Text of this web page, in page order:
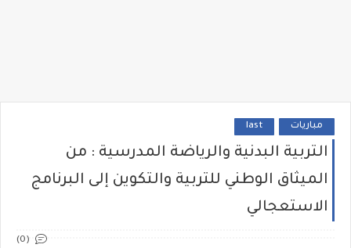
مباريات last
التربية البدنية والرياضة المدرسية : من
الميثاق الوطني للتربية والتكوين إلى البرنامج
الاستعجالي
(0)